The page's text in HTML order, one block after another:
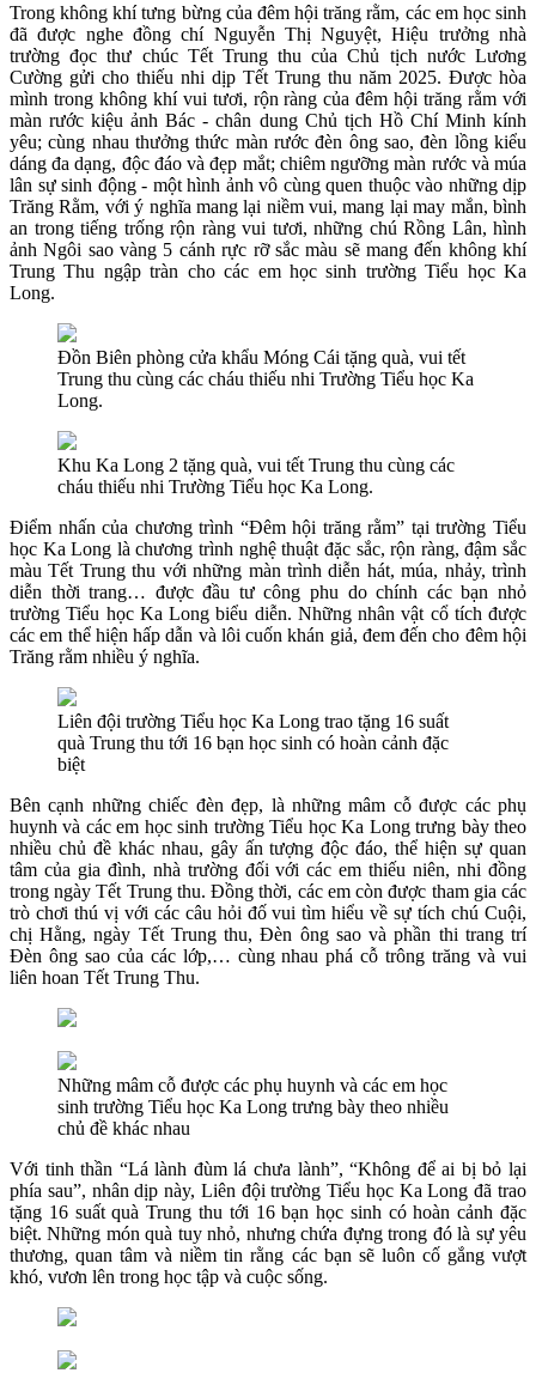
Trong không khí tưng bừng của đêm hội trăng rằm, các em học sinh
đã được nghe đồng chí Nguyễn Thị Nguyệt, Hiệu trưởng nhà
trường đọc thư chúc Tết Trung thu của Chủ tịch nước Lương
Cường gửi cho thiếu nhi dịp Tết Trung thu năm 2025. Được hòa
mình trong không khí vui tươi, rộn ràng của đêm hội trăng rằm với
màn rước kiệu ảnh Bác - chân dung Chủ tịch Hồ Chí Minh kính
yêu; cùng nhau thưởng thức màn rước đèn ông sao, đèn lồng kiểu
dáng đa dạng, độc đáo và đẹp mắt; chiêm ngưỡng màn rước và múa
lân sự sinh động - một hình ảnh vô cùng quen thuộc vào những dịp
Trăng Rằm, với ý nghĩa mang lại niềm vui, mang lại may mắn, bình
an trong tiếng trống rộn ràng vui tươi, những chú Rồng Lân, hình
ảnh Ngôi sao vàng 5 cánh rực rỡ sắc màu sẽ mang đến không khí
Trung Thu ngập tràn cho các em học sinh trường Tiểu học Ka
Long.
Đồn Biên phòng cửa khẩu Móng Cái tặng quà, vui tết
Trung thu cùng các cháu thiếu nhi Trường Tiểu học Ka
Long.
Khu Ka Long 2 tặng quà, vui tết Trung thu cùng các
cháu thiếu nhi Trường Tiểu học Ka Long.
Điểm nhấn của chương trình “Đêm hội trăng rằm” tại trường Tiểu
học Ka Long là chương trình nghệ thuật đặc sắc, rộn ràng, đậm sắc
màu Tết Trung thu với những màn trình diễn hát, múa, nhảy, trình
diễn thời trang… được đầu tư công phu do chính các bạn nhỏ
trường Tiểu học Ka Long biểu diễn. Những nhân vật cổ tích được
các em thể hiện hấp dẫn và lôi cuốn khán giả, đem đến cho đêm hội
Trăng rằm nhiều ý nghĩa.
Liên đội trường Tiểu học Ka Long trao tặng 16 suất
quà Trung thu tới 16 bạn học sinh có hoàn cảnh đặc
biệt
Bên cạnh những chiếc đèn đẹp, là những mâm cỗ được các phụ
huynh và các em học sinh trường Tiểu học Ka Long trưng bày theo
nhiều chủ đề khác nhau, gây ấn tượng độc đáo, thể hiện sự quan
tâm của gia đình, nhà trường đối với các em thiếu niên, nhi đồng
trong ngày Tết Trung thu. Đồng thời, các em còn được tham gia các
trò chơi thú vị với các câu hỏi đố vui tìm hiểu về sự tích chú Cuội,
chị Hằng, ngày Tết Trung thu, Đèn ông sao và phần thi trang trí
Đèn ông sao của các lớp,… cùng nhau phá cỗ trông trăng và vui
liên hoan Tết Trung Thu.
Những mâm cỗ được các phụ huynh và các em học
sinh trường Tiểu học Ka Long trưng bày theo nhiều
chủ đề khác nhau
Với tinh thần “Lá lành đùm lá chưa lành”, “Không để ai bị bỏ lại
phía sau”, nhân dịp này, Liên đội trường Tiểu học Ka Long đã trao
tặng 16 suất quà Trung thu tới 16 bạn học sinh có hoàn cảnh đặc
biệt. Những món quà tuy nhỏ, nhưng chứa đựng trong đó là sự yêu
thương, quan tâm và niềm tin rằng các bạn sẽ luôn cố gắng vượt
khó, vươn lên trong học tập và cuộc sống.